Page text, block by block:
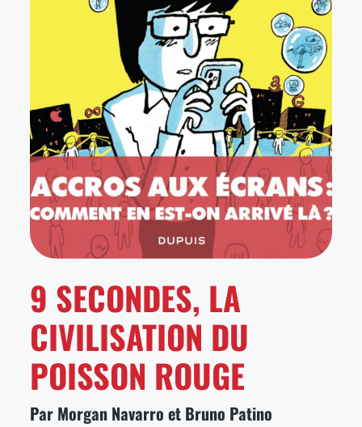
9 SECONDES, LA
CIVILISATION DU
POISSON ROUGE
Par Morgan Navarro et Bruno Patino